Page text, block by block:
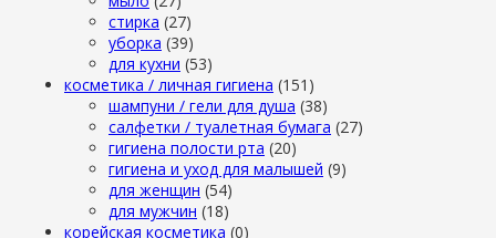
стирка (27)
уборка (39)
для кухни (53)
косметика / личная гигиена (151)
шампуни / гели для душа (38)
салфетки / туалетная бумага (27)
гигиена полости рта (20)
гигиена и уход для малышей (9)
для женщин (54)
для мужчин (18)
корейская косметика (0)